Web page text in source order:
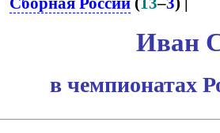
Иван
в чемпионатах